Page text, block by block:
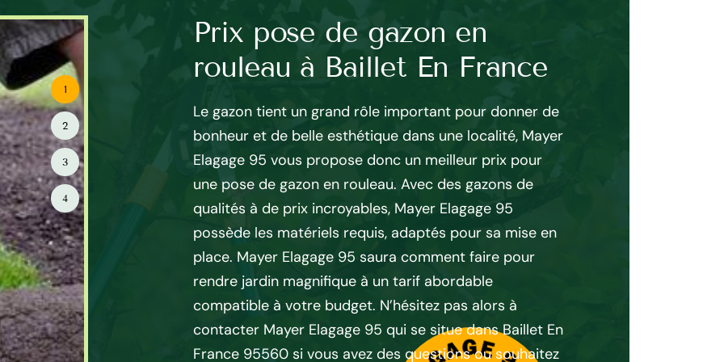
de votre
En France
à Baillet En France
: stimule la croissance des
d’un gazon épais et
herbes. Jardinier à
être de votre gazon et à
vous propose ses services
et pour garder votre
à des soins efficaces.
l’entreprise de jardinage
En France vous propose
en matière de tonte de
Prix pose de gazon en
rouleau à Baillet En France
Le gazon tient un grand rôle important pour donner de
bonheur et de belle esthétique dans une localité, Mayer
Elagage 95 vous propose donc un meilleur prix pour
une pose de gazon en rouleau. Avec des gazons de
qualités à de prix incroyables, Mayer Elagage 95
possède les matériels requis, adaptés pour sa mise en
place. Mayer Elagage 95 saura comment faire pour
rendre jardin magnifique à un tarif abordable
compatible à votre budget. N’hésitez pas alors à
contacter Mayer Elagage 95 qui se situe dans Baillet En
France 95560 si vous avez des questions ou souhaitez
1
2
3
4